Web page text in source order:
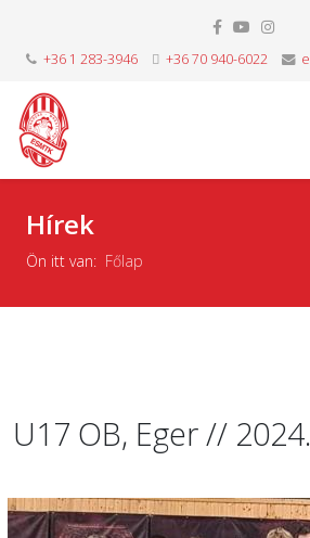
+36 1 283-3946 +36 70 940-6022
Hírek
Ön itt van: Főlap
U17 OB, Eger //